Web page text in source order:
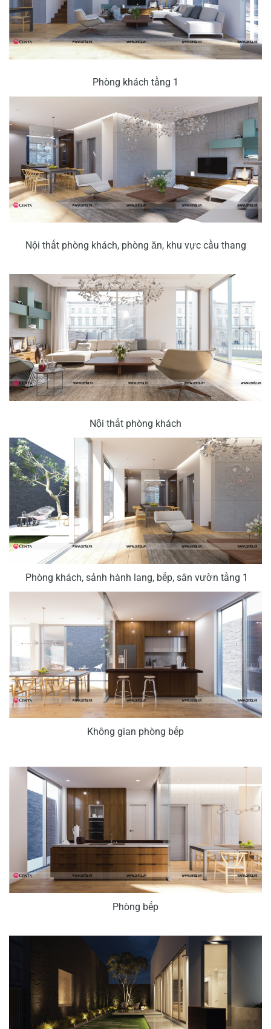
Phòng khách tầng 1
Nội thất phòng khách, phòng ăn, khu vực cầu thang
Nội thất phòng khách
Phòng khách, sảnh hành lang, bếp, sân vườn tầng 1
Không gian phòng bếp
Phòng bếp